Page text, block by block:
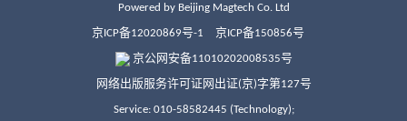
Powered by Beijing Magtech Co. Ltd
京ICP备12020869号-1 京ICP备150856号
京公网安备11010202008535号
网络出版服务许可证网出证(京)字第127号
Service: 010-58582445 (Technology);